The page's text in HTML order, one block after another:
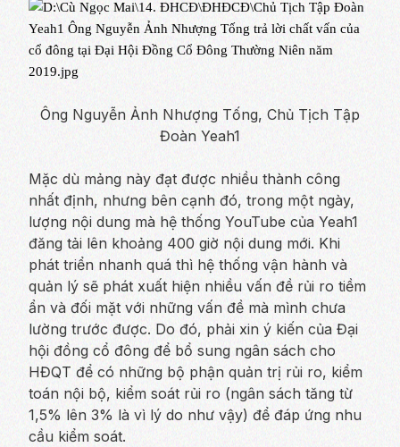
Ông Nguyễn Ảnh Nhượng Tống, Chủ Tịch Tập
Đoàn Yeah1
Mặc dù mảng này đạt được nhiều thành công
nhất định, nhưng bên cạnh đó, trong một ngày,
lượng nội dung mà hệ thống YouTube của Yeah1
đăng tải lên khoảng 400 giờ nội dung mới. Khi
phát triển nhanh quá thì hệ thống vận hành và
quản lý sẽ phát xuất hiện nhiều vấn đề rủi ro tiềm
ẩn và đối mặt với những vấn đề mà mình chưa
lường trước được. Do đó, phải xin ý kiến của Đại
hội đồng cổ đông để bổ sung ngân sách cho
HĐQT để có những bộ phận quản trị rủi ro, kiểm
toán nội bộ, kiểm soát rủi ro (ngân sách tăng từ
1,5% lên 3% là vì lý do như vậy) để đáp ứng nhu
cầu kiểm soát.